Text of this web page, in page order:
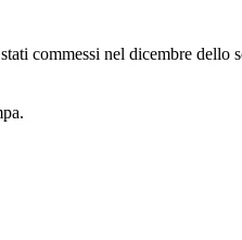
commessi nel dicembre dello